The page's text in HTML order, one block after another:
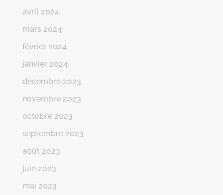
avril 2024
mars 2024
février 2024
janvier 2024
décembre 2023
novembre 2023
octobre 2023
septembre 2023
août 2023
juin 2023
mai 2023